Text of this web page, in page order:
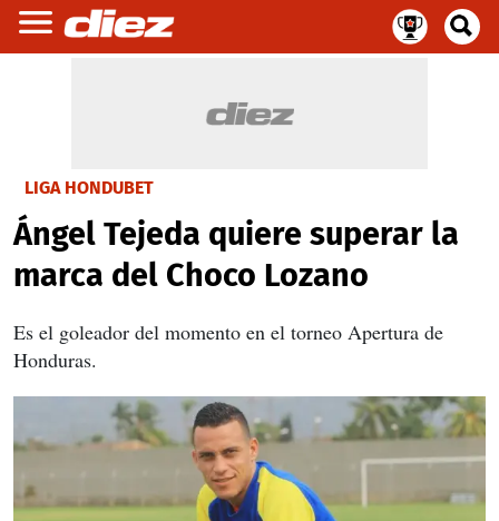
LIGA HONDUBET
Ángel Tejeda quiere superar la
marca del Choco Lozano
Es el goleador del momento en el torneo Apertura de
Honduras.